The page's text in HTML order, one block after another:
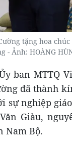
tặng hoa
- Ảnh: HOÀNG
ban MTTQ
đã thành
nghiệp
Giàu,
Nam Bộ.